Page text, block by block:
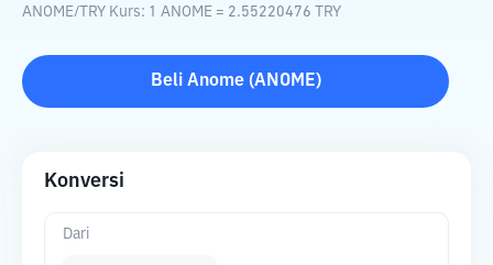
ANOME/ TRY Kurs: 1 ANOME = 2.55220476 TRY
Beli Anome(ANOME)
Konversi
Dari